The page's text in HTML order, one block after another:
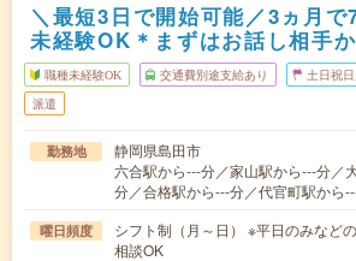
＼最短3日で開始可能／3ヵ月で
未経験OK＊まずはお話し相手
職種未経験OK 交通費別途支給あり 土日祝
派遣
勤務地
静岡県島田市
六合駅から---分／家山駅から---分／
分／合格駅から---分／代官町駅から
曜日頻度
シフト制（月～日） ※平日のみなど
相談OK